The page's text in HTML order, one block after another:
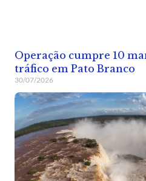
Operação cumpre 10
tráfico em Pato Branco
30/07/2026